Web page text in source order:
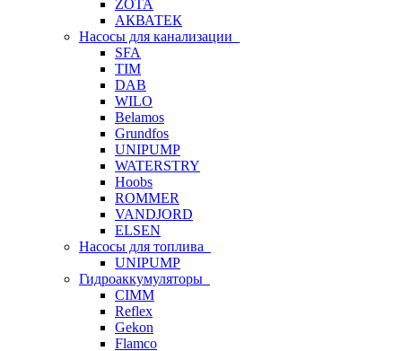
ZOTA
АКВАТЕК
Насосы для канализации
SFA
TIM
DAB
WILO
Belamos
Grundfos
UNIPUMP
WATERSTRY
Hoobs
ROMMER
VANDJORD
ELSEN
Насосы для топлива
UNIPUMP
Гидроаккумуляторы
CIMM
Reflex
Gekon
Flamco